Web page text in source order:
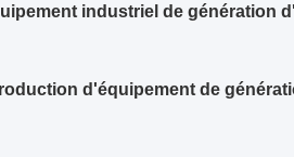
industriel de génération
d'équipement de